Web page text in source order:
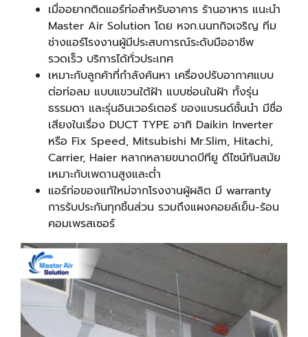
เมื่ออยากติดแอร์ท่อสำหรับอาคาร ร้านอาหาร แนะนำ
Master Air Solution โดย หจก.นนทกิจเจริญ ทีม
ช่างแอร์โรงงานผู้มีประสบการณ์ระดับมืออาชีพ
รวดเร็ว บริการได้ทั่วประเทศ
เหมาะกับลูกค้าที่กำลังค้นหา เครื่องปรับอากาศแบบ
ต่อท่อลม แบบแขวนใต้ฝ้า แบบซ่อนในฝ้า ทั้งรุ่น
ธรรมดา และรุ่นอินเวอร์เตอร์ ของแบรนด์ชั้นนำ มีชื่อ
เสียงในเรื่อง DUCT TYPE อาทิ Daikin Inverter
หรือ Fix Speed, Mitsubishi Mr.Slim, Hitachi,
Carrier, Haier หลากหลายขนาดบีทียู ดีไซน์ทันสมัย
เหมาะกับเพดานสูงและต่ำ
แอร์ท่อของแท้ใหม่จากโรงงานผู้ผลิต มี warranty
การรับประกันทุกชิ้นส่วน รวมถึงแผงคอยล์เย็น-ร้อน
คอมเพรสเซอร์